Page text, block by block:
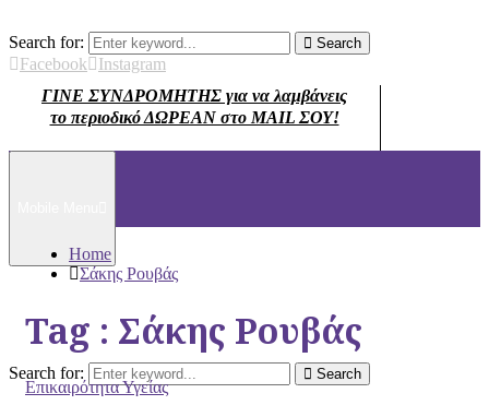
Search for: Search
Facebook
Instagram
ΓΙΝΕ ΣΥΝΔΡΟΜΗΤΗΣ για να λαμβάνεις
το περιοδικό ΔΩΡΕΑΝ στο MAIL ΣΟΥ!
Search for: Search
Home
Σάκης Ρουβάς
Tag : Σάκης Ρουβάς
Επικαιρότητα Υγείας